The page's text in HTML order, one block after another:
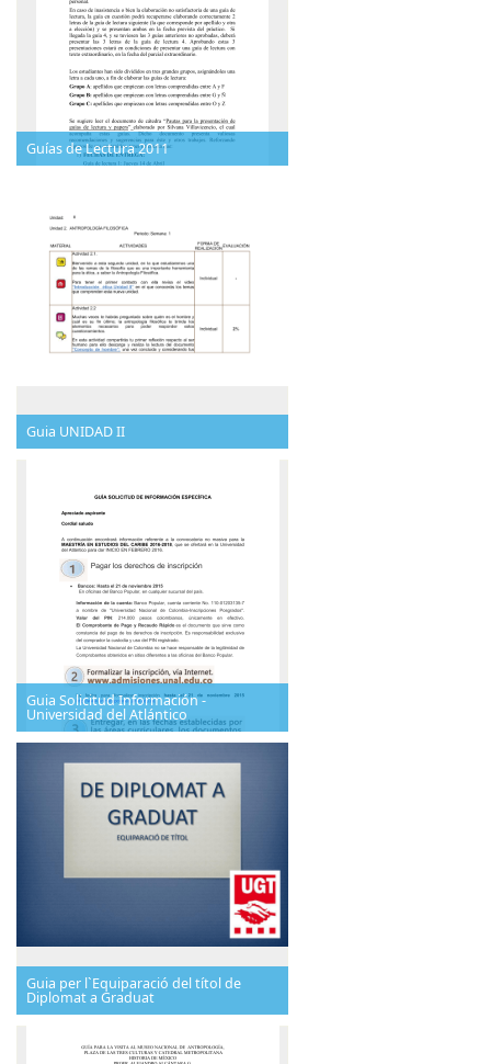
Guías de Lectura 2011
Guia UNIDAD II
Guia Solicitud Información -
Universidad del Atlántico
Guia per l`Equiparació del títol de
Diplomat a Graduat